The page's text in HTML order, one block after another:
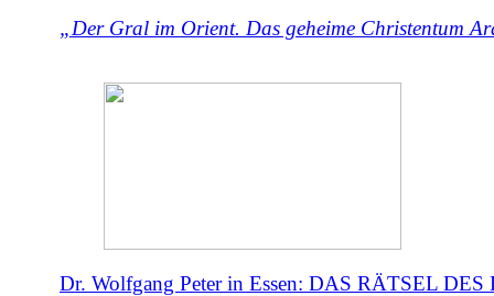
„Der Gral im Orient. Das geheime Christentum
Dr. Wolfgang Peter in Essen: DAS RÄTSEL DES